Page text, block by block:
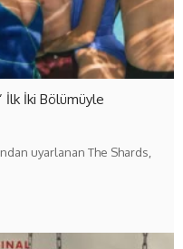
İlk İki Bölümüyle
uyarlanan The Shards,